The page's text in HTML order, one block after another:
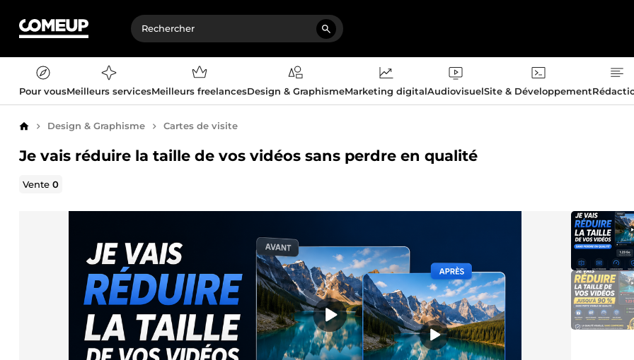
Pour vousMeilleurs servicesMeilleurs freelancesDesign & GraphismeMarketing digitalAudiovisuelSite & Développement
AccueilDesign & Graphisme Cartes de visite
Je vais réduire la taille de vos vidéos sans perdre en qualité
Vente0